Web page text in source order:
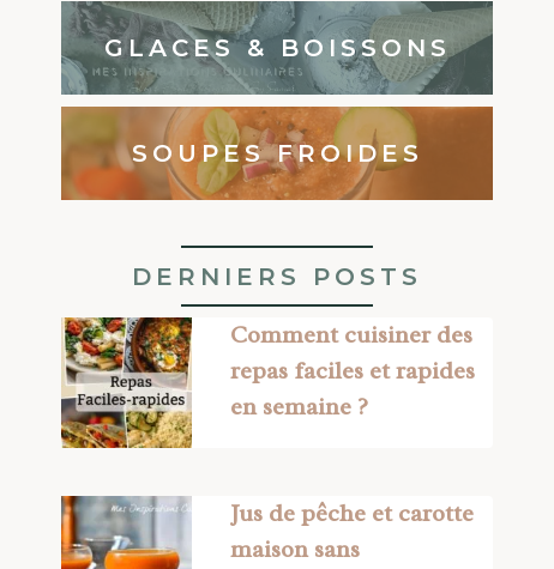
GLACES & BOISSONS
SOUPES FROIDES
DERNIERS POSTS
Comment cuisiner des
repas faciles et rapides
en semaine ?
Jus de pêche et carotte
maison sans